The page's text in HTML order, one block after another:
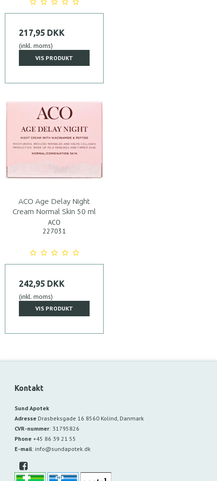
217,95 DKK
(inkl. moms)
VIS PRODUKT
ACO Age Delay Night
Cream Normal Skin 50 ml
ACO
227031
242,95 DKK
(inkl. moms)
VIS PRODUKT
Kontakt
Sund Apotek
Adresse Drasbeksgade 16 8560 Kolind, Danmark
CVR-nummer: 31795826
Phone +45 86 39 21 55
E-mail: info@sundapotek.dk